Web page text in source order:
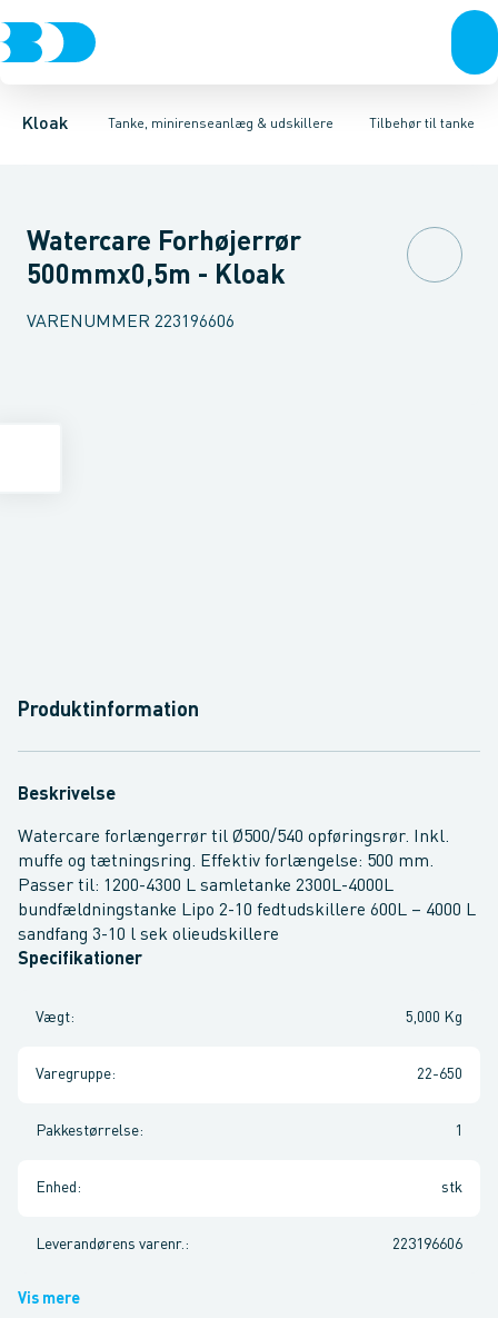
Kloak Tanke, minirenseanlæg & udskillere
Rør & fittingsBrøndeBrøndgodsLinjeafvandingTanke,
Tilbehør til tanke
Udskillere Tanke Tilbehør til tankeMini renseanlæg
Tilbehør til tryknedsivningTilbehør til gravitationTilbehør til
Watercare Forhøjerrør
500mmx0,5m - Kloak
VARENUMMER 223196606
Produktinformation
Beskrivelse
Watercare forlængerrør til Ø500/540 opføringsrør. Inkl.
muffe og tætningsring. Effektiv forlængelse: 500 mm.
Passer til: 1200-4300 L samletanke 2300L-4000L
bundfældningstanke Lipo 2-10 fedtudskillere 600L – 4000 L
sandfang 3-10 l sek olieudskillere
Specifikationer
Vægt: 5,000 Kg
Varegruppe: 22-650
Pakkestørrelse: 1
Enhed : stk
Leverandørens varenr. : 223196606
Vis mere